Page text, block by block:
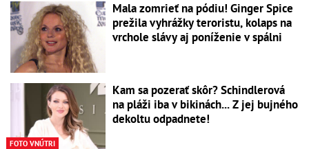
Mala zomrieť na pódiu! Ginger Spice
prežila vyhrážky teroristu, kolaps na
vrchole slávy aj poníženie v spálni
FOTO VNÚTRI
Kam sa pozerať skôr? Schindlerová
na pláži iba v bikinách... Z jej bujného
dekoltu odpadnete!